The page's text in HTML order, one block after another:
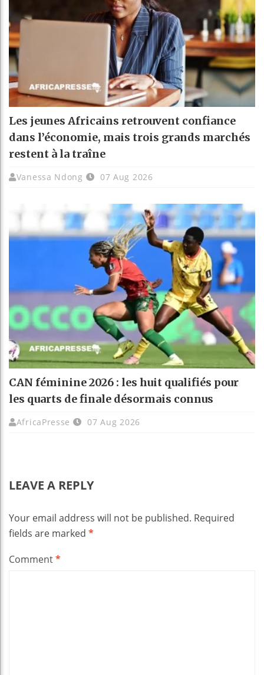
Les jeunes Africains retrouvent confiance
dans l’économie, mais trois grands marchés
restent à la traîne
Vanessa Ndong 07 Aug 2026
CAN féminine 2026 : les huit qualifiés pour
les quarts de finale désormais connus
AfricaPresse 07 Aug 2026
LEAVE A REPLY
Your email address will not be published. Required
fields are marked *
Comment*